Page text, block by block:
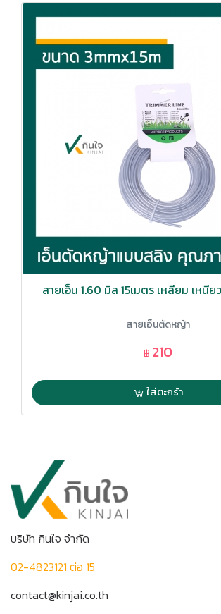
สายเอ็น 1.60 มิล 15เมตร เหลียม เหนี
สายเอ็นตัดหญ้า
฿ 210
ใส่ตะกร้า
บริษัท กินใจ จำกัด
02-4823121 ต่อ 15
contact@kinjai.co.th